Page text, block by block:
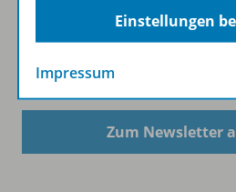
Sofort profitieren
Zum Newsletter
Einstellungen
Impressum